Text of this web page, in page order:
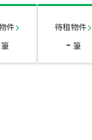
件
筆
待租物件
- 筆